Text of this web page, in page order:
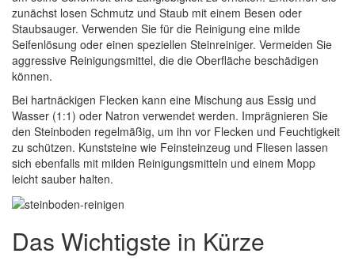
zunächst losen Schmutz und Staub mit einem Besen oder
Staubsauger. Verwenden Sie für die Reinigung eine milde
Seifenlösung oder einen speziellen Steinreiniger. Vermeiden Sie
aggressive Reinigungsmittel, die die Oberfläche beschädigen
können.
Bei hartnäckigen Flecken kann eine Mischung aus Essig und
Wasser (1:1) oder Natron verwendet werden. Imprägnieren Sie
den Steinboden regelmäßig, um ihn vor Flecken und Feuchtigkeit
zu schützen. Kunststeine wie Feinsteinzeug und Fliesen lassen
sich ebenfalls mit milden Reinigungsmitteln und einem Mopp
leicht sauber halten.
Das Wichtigste in Kürze